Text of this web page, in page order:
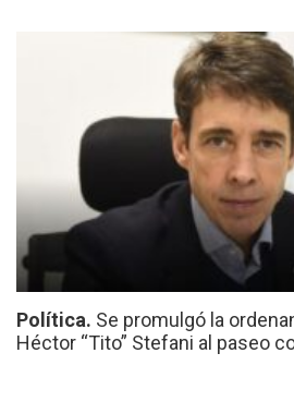
Política. Se promulgó la
Héctor “Tito” Stefani al paseo